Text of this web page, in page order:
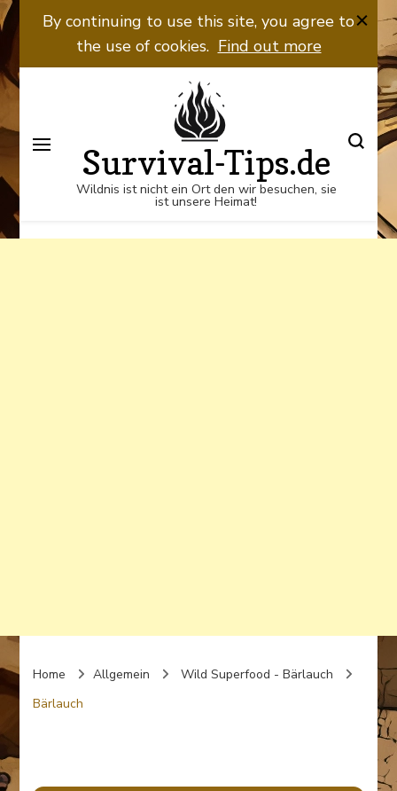
Wildnis ist nicht ein Ort den wir
besuchen, sie ist unsere Heimat!
By continuing to use this site, you agree to
the use of cookies. Find out more
Survival-Tips.de
Wildnis ist nicht ein Ort den wir besuchen, sie
ist unsere Heimat!
Home Allgemein
Wild Superfood - Bärlauch
Bärlauch